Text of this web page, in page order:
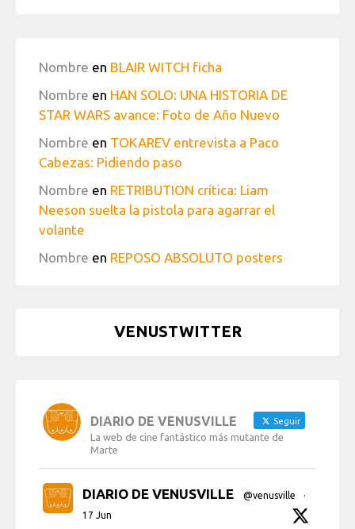
Nombre en BLAIR WITCH ficha
Nombre en HAN SOLO: UNA HISTORIA DE
STAR WARS avance: Foto de Año Nuevo
Nombre en TOKAREV entrevista a Paco
Cabezas: Pidiendo paso
Nombre en RETRIBUTION crítica: Liam
Neeson suelta la pistola para agarrar el
volante
Nombre en REPOSO ABSOLUTO posters
VENUSTWITTER
DIARIO DE VENUSVILLE Seguir
La web de cine fantástico más mutante de
Marte
DIARIO DE VENUSVILLE @venusville
·
17 Jun